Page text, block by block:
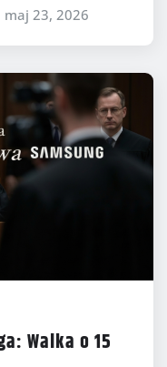
maj 23, 2026
Walka o 15